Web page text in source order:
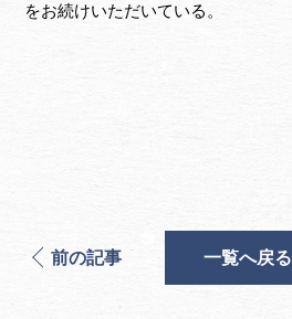
をお続けいただいている。
前の記事 一覧へ戻る